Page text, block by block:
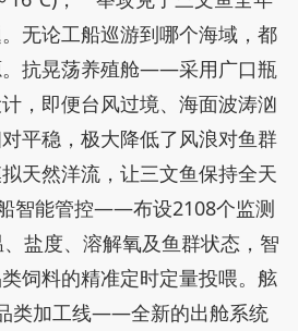
无论工船巡游到哪个海域，都
。抗晃荡养殖舱——采用广口瓶
，即便台风过境、海面波涛汹
平稳，极大降低了风浪对鱼群
天然洋流，让三文鱼保持全天
智能管控——布设2108个监测
盐度、溶解氧及鱼群状态，智
饲料的精准定时定量投喂。舷
类加工线——全新的出舱系统